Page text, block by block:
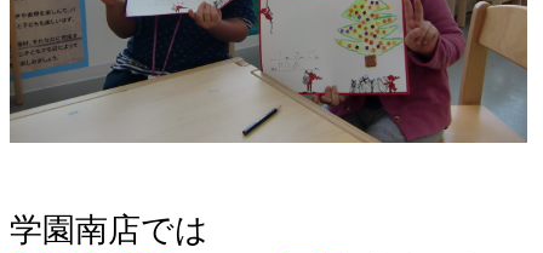
学園南店では